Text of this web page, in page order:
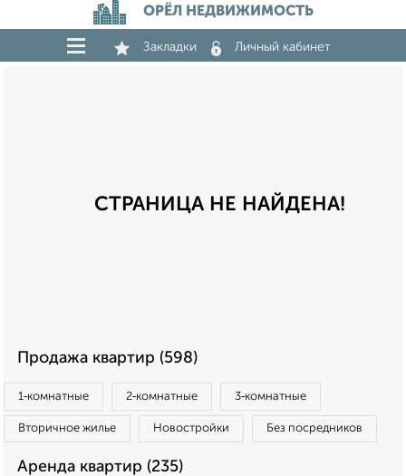
ОРЁЛ НЕДВИЖИМОСТЬ
Закладки Личный кабинет
СТРАНИЦА НЕ НАЙДЕНА!
Продажа квартир (598)
1‑комнатные 2‑комнатные 3‑комнатные
Вторичное жилье Новостройки Без посредников
Аренда квартир (235)